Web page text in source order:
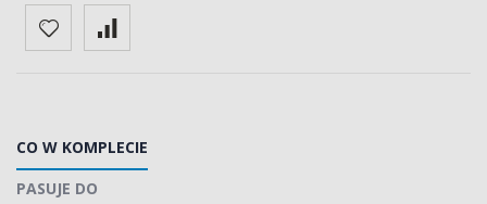
CO W KOMPLECIE
PASUJE DO